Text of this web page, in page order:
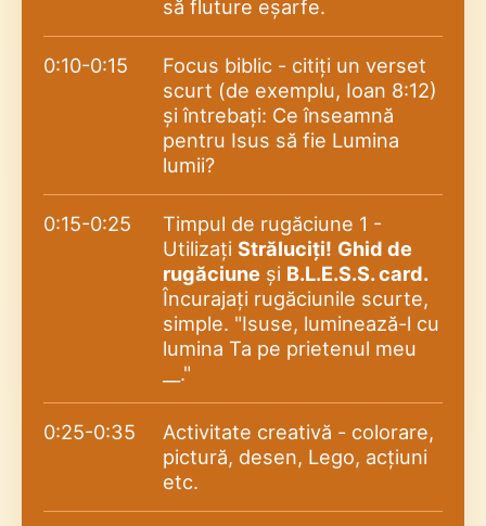
să fluture eșarfe.
0:10-0:15
Focus biblic - citiți un verset
scurt (de exemplu, Ioan 8:12)
și întrebați: Ce înseamnă
pentru Isus să fie Lumina
lumii?
0:15-0:25
Timpul de rugăciune 1 -
Utilizați Străluciți! Ghid de
rugăciune și B.L.E.S.S. card.
Încurajați rugăciunile scurte,
simple. "Isuse, luminează-l cu
lumina Ta pe prietenul meu
__."
0:25-0:35
Activitate creativă - colorare,
pictură, desen, Lego, acțiuni
etc.